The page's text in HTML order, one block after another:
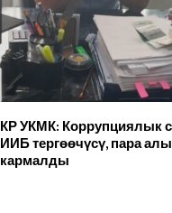
КР УКМК: Коррупциялык
ИИБ тергөөчүсү, пара
кармалды